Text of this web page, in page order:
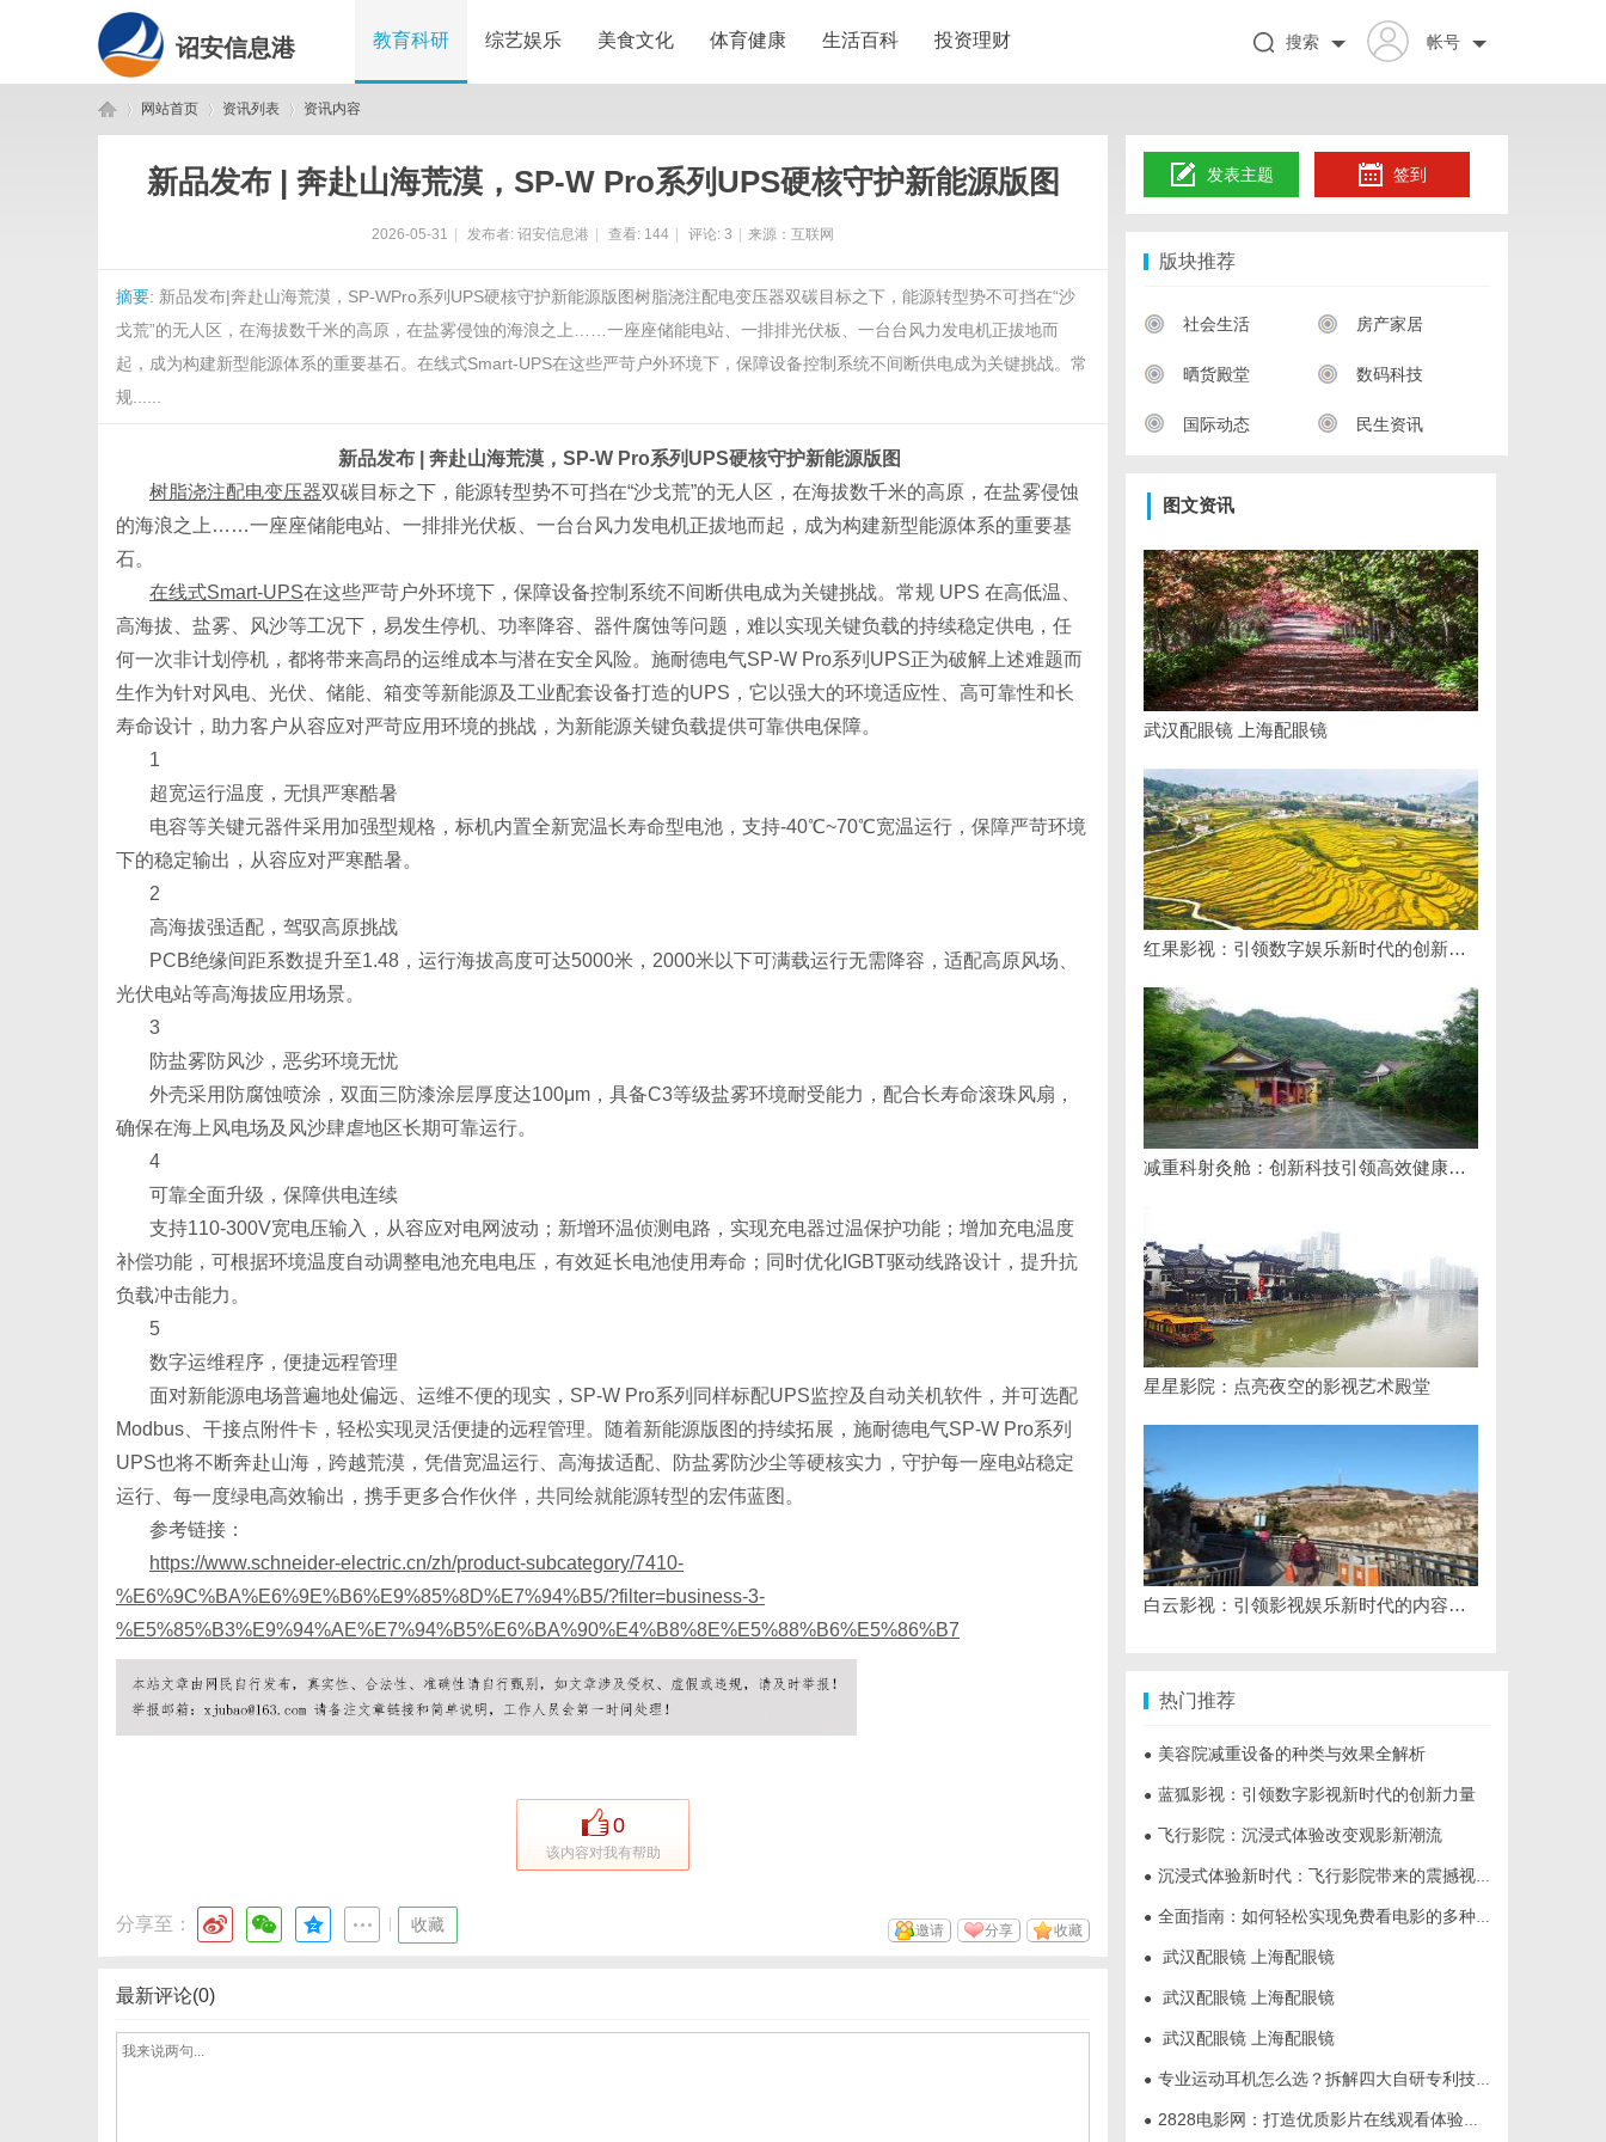
诏安信息港 教育科研 综艺娱乐 美食文化 体育健康 生活百科 投资理财 帐号
搜索
网站首页 资讯列表 资讯内容
新品发布 | 奔赴山海荒漠，SP-W Pro系列UPS硬核守护新能源版图
2026-05-31 发布者: 诏安信息港 查看: 144 评论: 3 来源：互联网
摘要: 新品发布|奔赴山海荒漠，SP-WPro系列UPS硬核守护新能源版图树脂浇注配电变压器双碳目标之下，能源转型势不可挡在“沙
戈荒”的无人区，在海拔数千米的高原，在盐雾侵蚀的海浪之上……一座座储能电站、一排排光伏板、一台台风力发电机正拔地而
起，成为构建新型能源体系的重要基石。在线式Smart-UPS在这些严苛户外环境下，保障设备控制系统不间断供电成为关键挑战。常
规......
新品发布 | 奔赴山海荒漠，SP-W Pro系列UPS硬核守护新能源版图
树脂浇注配电变压器双碳目标之下，能源转型势不可挡在“沙戈荒”的无人区，在海拔数千米的高原，在盐雾侵蚀
的海浪之上……一座座储能电站、一排排光伏板、一台台风力发电机正拔地而起，成为构建新型能源体系的重要基
石。
在线式Smart-UPS在这些严苛户外环境下，保障设备控制系统不间断供电成为关键挑战。常规 UPS 在高低温、
高海拔、盐雾、风沙等工况下，易发生停机、功率降容、器件腐蚀等问题，难以实现关键负载的持续稳定供电，任
何一次非计划停机，都将带来高昂的运维成本与潜在安全风险。施耐德电气SP-W Pro系列UPS正为破解上述难题而
生作为针对风电、光伏、储能、箱变等新能源及工业配套设备打造的UPS，它以强大的环境适应性、高可靠性和长
寿命设计，助力客户从容应对严苛应用环境的挑战，为新能源关键负载提供可靠供电保障。
1
超宽运行温度，无惧严寒酷暑
电容等关键元器件采用加强型规格，标机内置全新宽温长寿命型电池，支持-40℃~70℃宽温运行，保障严苛环境
下的稳定输出，从容应对严寒酷暑。
2
高海拔强适配，驾驭高原挑战
PCB绝缘间距系数提升至1.48，运行海拔高度可达5000米，2000米以下可满载运行无需降容，适配高原风场、
光伏电站等高海拔应用场景。
3
防盐雾防风沙，恶劣环境无忧
外壳采用防腐蚀喷涂，双面三防漆涂层厚度达100μm，具备C3等级盐雾环境耐受能力，配合长寿命滚珠风扇，
确保在海上风电场及风沙肆虐地区长期可靠运行。
4
可靠全面升级，保障供电连续
支持110-300V宽电压输入，从容应对电网波动；新增环温侦测电路，实现充电器过温保护功能；增加充电温度
补偿功能，可根据环境温度自动调整电池充电电压，有效延长电池使用寿命；同时优化IGBT驱动线路设计，提升抗
负载冲击能力。
5
数字运维程序，便捷远程管理
面对新能源电场普遍地处偏远、运维不便的现实， SP-W Pro系列同样标配UPS监控及自动关机软件，并可选配
Modbus、干接点附件卡，轻松实现灵活便捷的远程管理。随着新能源版图的持续拓展，施耐德电气SP-W Pro系列
UPS也将不断奔赴山海，跨越荒漠，凭借宽温运行、高海拔适配、防盐雾防沙尘等硬核实力，守护每一座电站稳定
运行、每一度绿电高效输出，携手更多合作伙伴，共同绘就能源转型的宏伟蓝图。
参考链接：
https://www.schneider-electric.cn/zh/product-subcategory/7410-
%E6%9C%BA%E6%9E%B6%E9%85%8D%E7%94%B5/?filter=business-3-
%E5%85%B3%E9%94%AE%E7%94%B5%E6%BA%90%E4%B8%8E%E5%88%B6%E5%86%B7
0
该内容对我有帮助
分享至： 收藏 收藏
分享
邀请
最新评论(0)
发表主题 签到
版块推荐
社会生活 房产家居
晒货殿堂 数码科技
国际动态 民生资讯
图文资讯
武汉配眼镜 上海配眼镜
红果影视：引领数字娱乐新时代的创新力量
减重科射灸舱：创新科技引领高效健康减重新时代
星星影院：点亮夜空的影视艺术殿堂
白云影视：引领影视娱乐新时代的内容创新平台
热门推荐
● 美容院减重设备的种类与效果全解析
● 蓝狐影视：引领数字影视新时代的创新力量
● 飞行影院：沉浸式体验改变观影新潮流
● 沉浸式体验新时代：飞行影院带来的震撼视觉盛宴
● 全面指南：如何轻松实现免费看电影的多种方法解析
● 武汉配眼镜 上海配眼镜
● 武汉配眼镜 上海配眼镜
● 武汉配眼镜 上海配眼镜
● 专业运动耳机怎么选？拆解四大自研专利技术
● 2828电影网：打造优质影片在线观看体验的全新平台